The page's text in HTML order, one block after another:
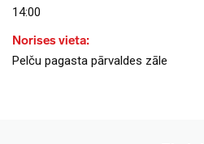
14:00
Norises vieta:
Pelču pagasta pārvaldes zāle